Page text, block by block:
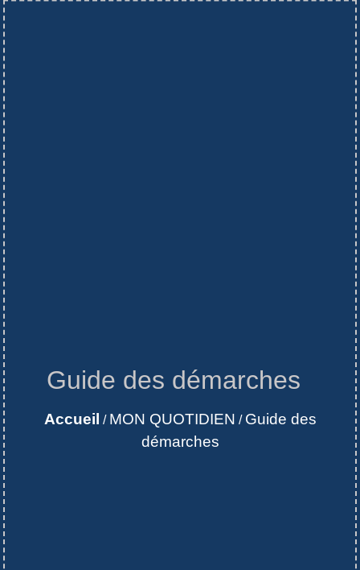
Guide des démarches
Accueil / MON QUOTIDIEN / Guide des
démarches